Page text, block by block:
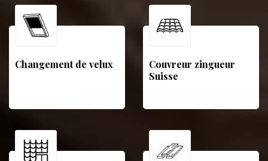
Changement de velux
Couvreur zingueur
Suisse